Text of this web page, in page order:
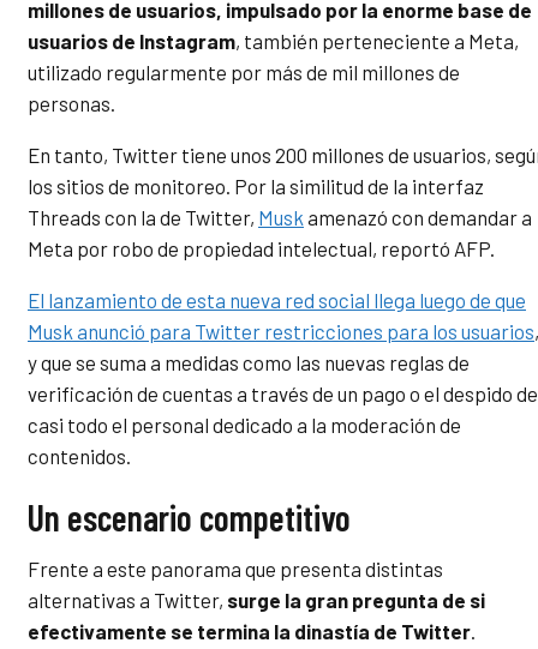
millones de usuarios, impulsado por la enorme base de
usuarios de Instagram, también perteneciente a Meta,
utilizado regularmente por más de mil millones de
personas.
En tanto, Twitter tiene unos 200 millones de usuarios,
los sitios de monitoreo. Por la similitud de la interfaz
Threads con la de Twitter, Musk amenazó con demandar a
Meta por robo de propiedad intelectual, reportó AFP.
El lanzamiento de esta nueva red social llega luego de que
Musk anunció para Twitter restricciones para los usuarios,
y que se suma a medidas como las nuevas reglas de
verificación de cuentas a través de un pago o el despido de
casi todo el personal dedicado a la moderación de
contenidos.
Un escenario competitivo
Frente a este panorama que presenta distintas
alternativas a Twitter, surge la gran pregunta de si
efectivamente se termina la dinastía de Twitter.